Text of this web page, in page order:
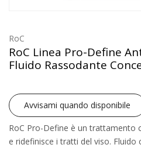
RoC
RoC Linea Pro-Define
Fluido Rassodante
Avvisami quando disponibile
RoC Pro-Define è un trattamento
e ridefinisce i tratti del viso. Fluido